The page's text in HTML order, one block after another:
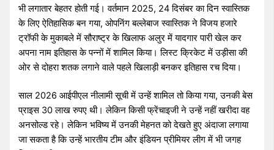
भी लगातार बेहतर होती गई। वर्तमान 2025, 24 दिसंबर का दिन स्वास्तिक
के लिए ऐतिहासिक बन गया, ओपनिंग बल्लेबाज स्वास्तिक ने विजय हजारे
ट्रॉफी के मुकाबले में सौराष्ट्र के खिलाफ अलुर में यादगार पारी खेल कर
अपना नाम इतिहास के पन्नों में शामिल किया। लिस्ट क्रिकेट में उड़ीसा की
ओर से दोहरा शतक लगाने वाले पहले खिलाड़ी बनकर इतिहास रच दिया।
साल 2026 आईपीएल नीलामी सूची में उन्हें शामिल तो किया गया, उनकी बेस
प्राइस 30 लाख रुपए थी। लेकिन किसी फ्रेंचाइजी ने उन्हें नहीं खरीदा वह
अनसोल्ड रहे। लेकिन भविष्य में उनकी मेहनत को देखते हुए अंदाजा लगाया
जा सकता है कि उन्हें भारतीय टीम और इंडियन प्रीमियर लीग में भी जगह